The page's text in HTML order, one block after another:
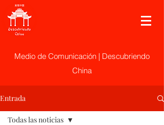
Medio de Comunicación | Descubriendo
China
Entrada
Todas las noticias